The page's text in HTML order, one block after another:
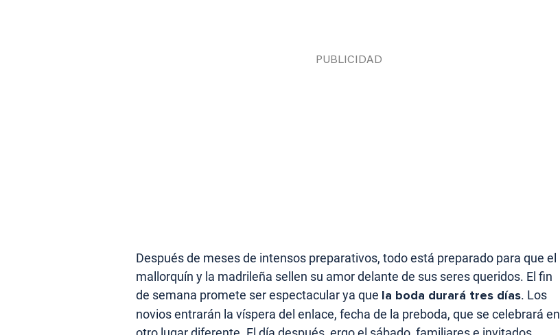
Después de meses de intensos preparativos, todo está preparado para que el
mallorquín y la madrileña sellen su amor delante de sus seres queridos. El fin
de semana promete ser espectacular ya que la boda durará tres días. Los
novios entrarán la víspera del enlace, fecha de la preboda, que se celebrará en